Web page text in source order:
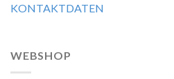
KONTAKTDATEN
WEBSHOP